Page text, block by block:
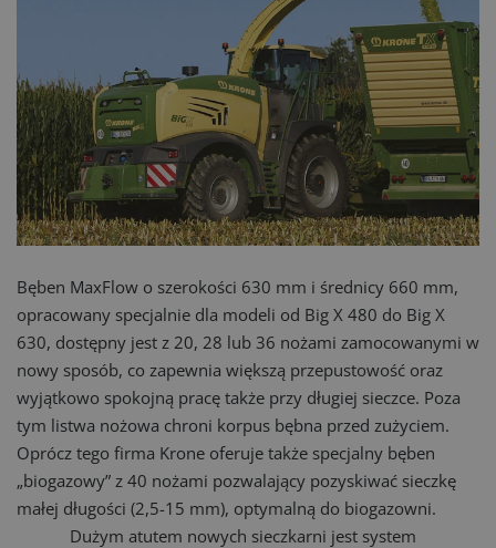
Bęben MaxFlow o szerokości 630 mm i średnicy 660 mm,
opracowany specjalnie dla modeli od Big X 480 do Big X
630, dostępny jest z 20, 28 lub 36 nożami zamocowanymi w
nowy sposób, co zapewnia większą przepustowość oraz
wyjątkowo spokojną pracę także przy długiej sieczce. Poza
tym listwa nożowa chroni korpus bębna przed zużyciem.
Oprócz tego firma Krone oferuje także specjalny bęben
„biogazowy” z 40 no­żami pozwalający pozyskiwać sieczkę
małej długości (2,5-15 mm), optymalną do biogazowni.
Dużym atutem nowych sieczkarni jest system